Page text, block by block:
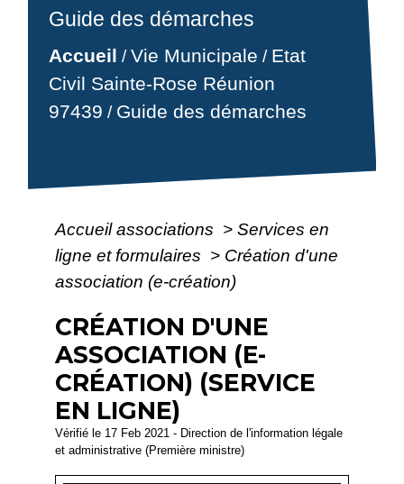
Guide des démarches
Accueil /Vie Municipale / Etat
Civil Sainte-Rose Réunion
97439 / Guide des démarches
Accueil associations > Services en
ligne et formulaires > Création d'une
association (e-création)
CRÉATION D'UNE
ASSOCIATION (E-
CRÉATION) (SERVICE
EN LIGNE)
Vérifié le 17 Feb 2021 - Direction de l'information légale
et administrative (Première ministre)